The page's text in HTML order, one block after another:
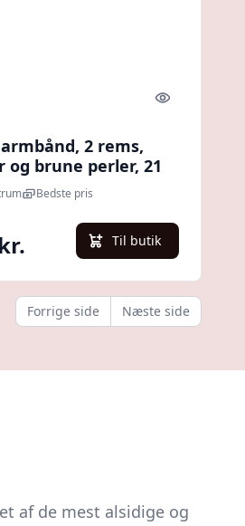
Quick look
2 rems,
og brune perler, 21
Jewellery
Bedste pris
Til butik
Forrige side Næste side
af de mest alsidige og